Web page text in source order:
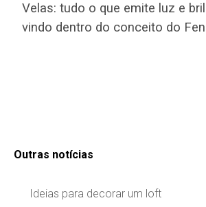
Outras notícias
Ideias para decorar um loft
Velas: tudo o que emite luz e
vindo dentro do conceito do